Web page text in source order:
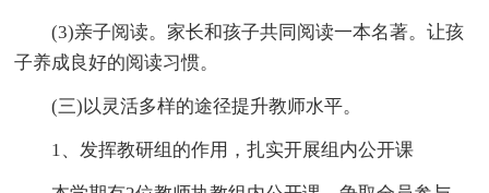
(3)亲子阅读。家长和孩子共同阅读一本名著。让孩
子养成良好的阅读习惯。
(三)以灵活多样的途径提升教师水平。
1、发挥教研组的作用，扎实开展组内公开课